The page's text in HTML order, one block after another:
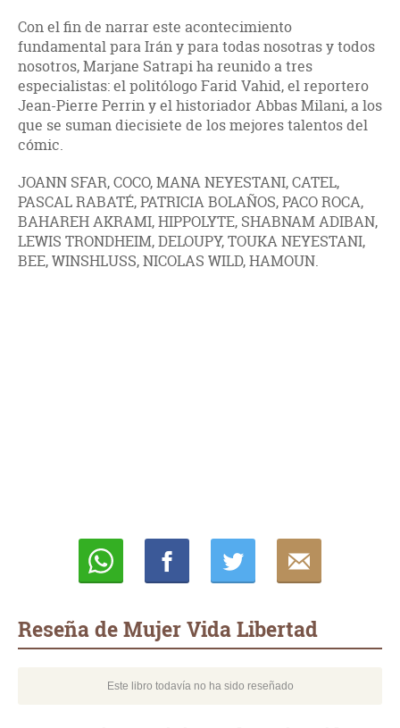
Con el fin de narrar este acontecimiento
fundamental para Irán y para todas nosotras y todos
nosotros, Marjane Satrapi ha reunido a tres
especialistas: el politólogo Farid Vahid, el reportero
Jean-Pierre Perrin y el historiador Abbas Milani, a los
que se suman diecisiete de los mejores talentos del
cómic.
JOANN SFAR, COCO, MANA NEYESTANI, CATEL,
PASCAL RABATÉ, PATRICIA BOLAÑOS, PACO ROCA,
BAHAREH AKRAMI, HIPPOLYTE, SHABNAM ADIBAN,
LEWIS TRONDHEIM, DELOUPY, TOUKA NEYESTANI,
BEE, WINSHLUSS, NICOLAS WILD, HAMOUN.
Reseña de Mujer Vida Libertad
Este libro todavía no ha sido reseñado